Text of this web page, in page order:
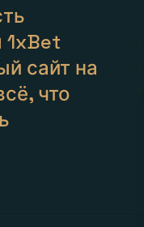
1xBet
сайт на
что